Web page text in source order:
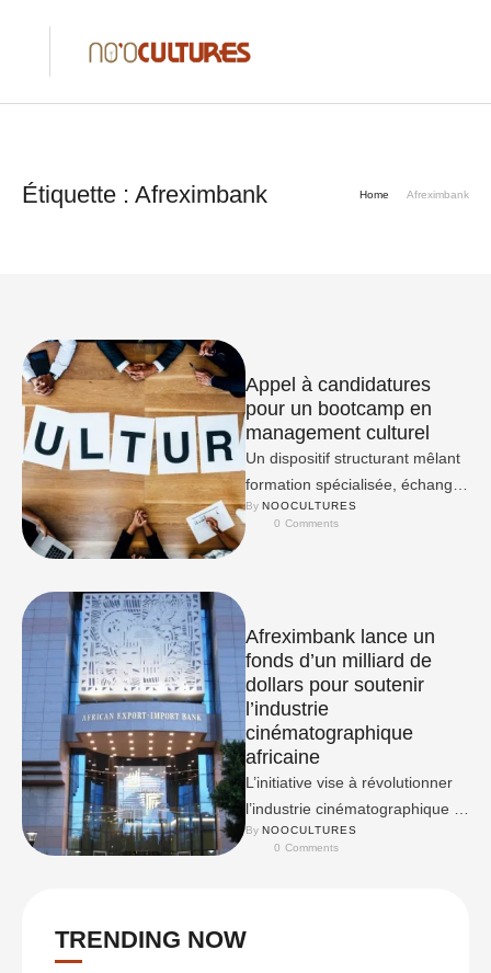
Étiquette : Afreximbank Home Afreximbank
Appel à candidatures
pour un bootcamp en
management culturel
Un dispositif structurant mêlant
formation spécialisée, échanges
artistiques et rencontres
By NOOCULTURES
0 Comments
Afreximbank lance un
fonds d’un milliard de
dollars pour soutenir
l’industrie
cinématographique
africaine
L’initiative vise à révolutionner
l’industrie cinématographique et
créative de l’Afrique mondiale.
By NOOCULTURES
0 Comments
TRENDING NOW